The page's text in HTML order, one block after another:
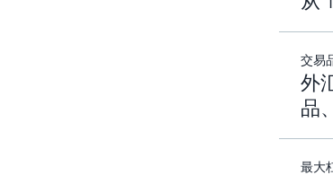
交易
外
品
最大